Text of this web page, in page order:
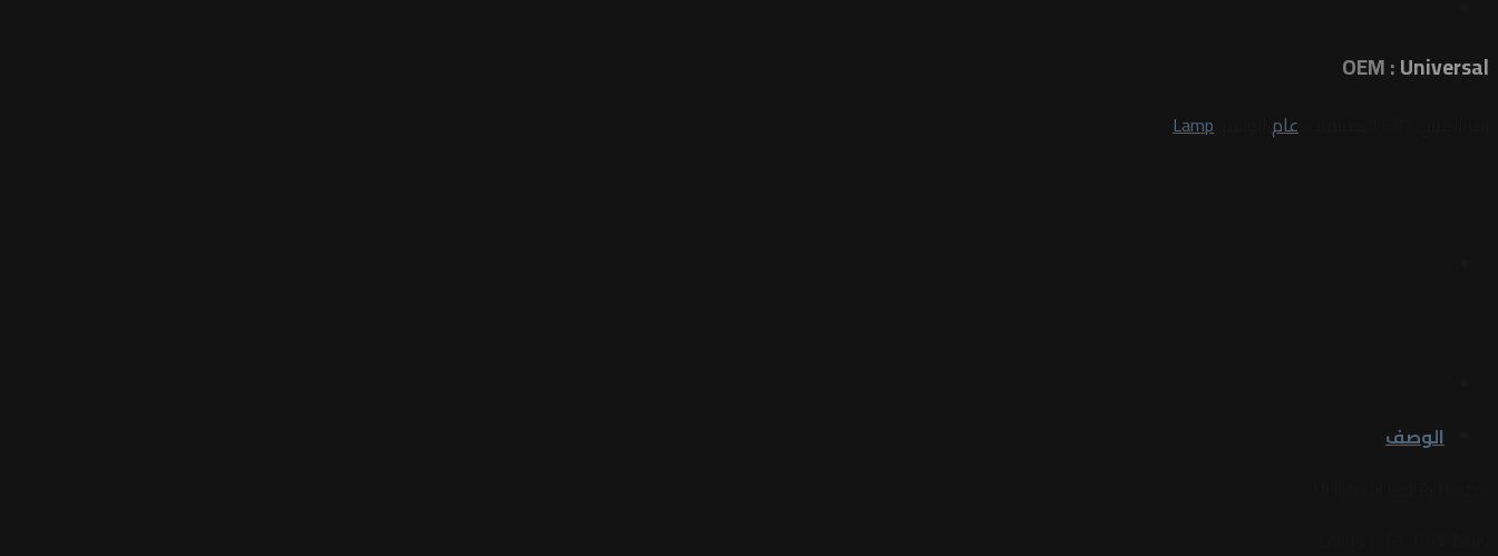
OEM :Universal
عام Lamp
الوصف